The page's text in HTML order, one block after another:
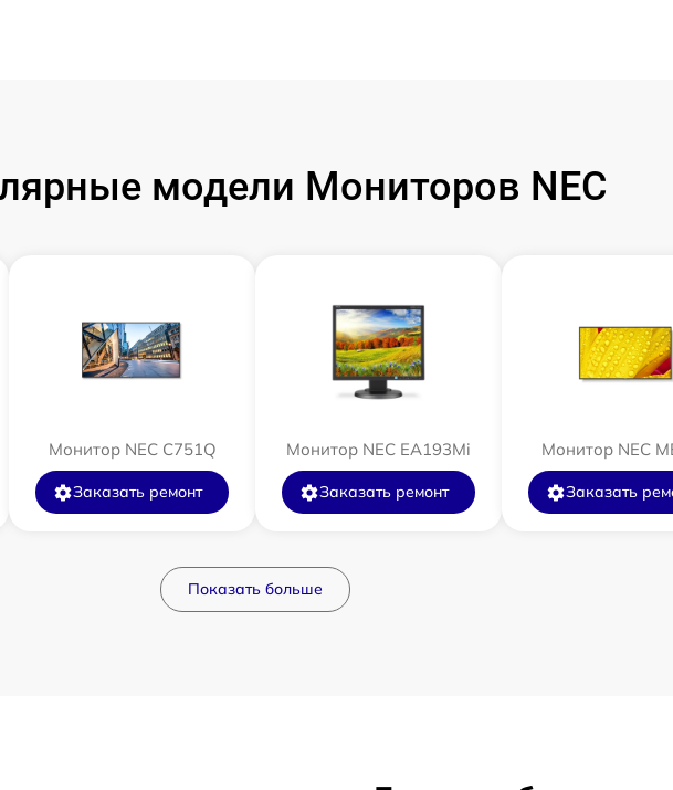
модели Мониторов NEC
Монитор NEC C751Q
Заказать ремонт
Монитор NEC EA193Mi
Заказать ремонт
Монитор NEC
Заказать
Показать больше